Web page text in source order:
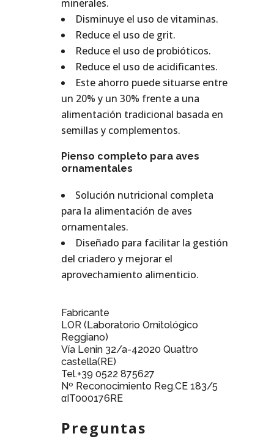
minerales.
Disminuye el uso de vitaminas.
Reduce el uso de grit.
Reduce el uso de probióticos.
Reduce el uso de acidificantes.
Este ahorro puede situarse entre
un 20% y un 30% frente a una
alimentación tradicional basada en
semillas y complementos.
Pienso completo para aves
ornamentales
Solución nutricional completa
para la alimentación de aves
ornamentales.
Diseñado para facilitar la gestión
del criadero y mejorar el
aprovechamiento alimenticio.
Fabricante
LOR (Laboratorio Ornitológico
Reggiano)
Vía Lenin 32/a-42020 Quattro
castella(RE)
Tel.+39 0522 875627
Nº Reconocimiento Reg.CE 183/5
αIT000176RE
Preguntas